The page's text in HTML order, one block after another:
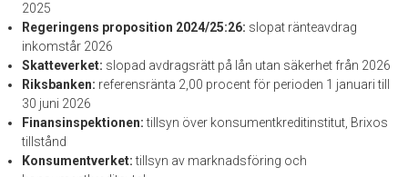
2025
Regeringens proposition 2024/25:26: slopat ränteavdrag
inkomstår 2026
Skatteverket: slopad avdragsrätt på lån utan säkerhet från 2026
Riksbanken: referensränta 2,00 procent för perioden 1 januari till
30 juni 2026
Finansinspektionen:tillsyn över konsumentkreditinstitut, Brixos
tillstånd
Konsumentverket:tillsyn av marknadsföring och